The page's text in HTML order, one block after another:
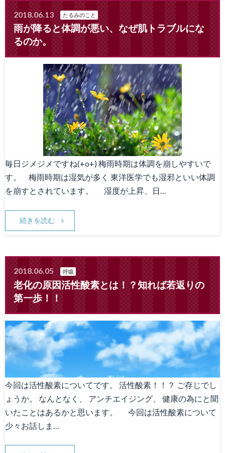
2018.06.13 たるみのこと
雨が降ると体調が悪い、なぜ肌トラブルにな
るのか。
毎日ジメジメですね(+o+) 梅雨時期は体調を崩しやすいで
す。 梅雨時期は湿気が多く 東洋医学でも湿邪といい体調
を崩すとされています。 湿度が上昇、日…
続きを読む
2018.06.05 呼吸
老化の原因活性酸素とは！？知れば若返りの
第一歩！！
今回は活性酸素についてです。 活性酸素！！？ ご存じでし
ょうか。 なんとなく、 アンチエイジング、 健康の為にと聞
いたことはあるかと思います。 今回は活性酸素について
少々お話しま…